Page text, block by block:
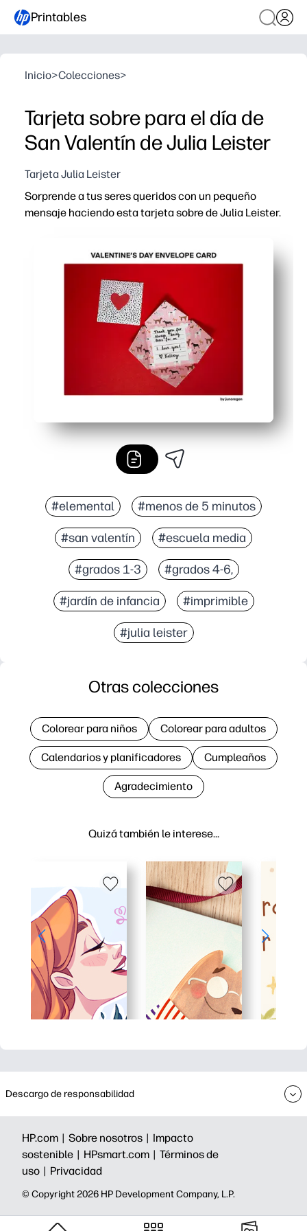
Printables
Inicio>Colecciones>
Tarjeta sobre para el día de
San Valentín de Julia Leister
Tarjeta Julia Leister
Sorprende a tus seres queridos con un pequeño
mensaje haciendo esta tarjeta sobre de Julia Leister.
#elemental #menos de 5 minutos
#san valentín #escuela media
#grados 1-3 #grados 4-6,
#jardín de infancia #imprimible
#julia leister
Quizá también le interese…
Otras colecciones
Colorear para niños Colorear para adultos
Calendarios y planificadores Cumpleaños
Agradecimiento
Descargo de responsabilidad
HP.com | Sobre nosotros | Impacto
sostenible | HPsmart.com | Términos de
uso | Privacidad
©️ Copyright 2026 HP Development Company, L.P.